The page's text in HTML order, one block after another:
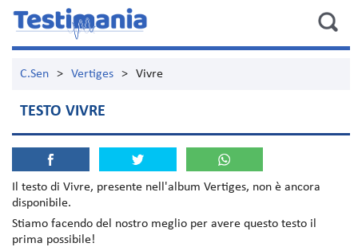
C.Sen > Vertiges > Vivre
TESTO VIVRE
Il testo di Vivre, presente nell'album Vertiges, non è ancora
disponibile.
Stiamo facendo del nostro meglio per avere questo testo il
prima possibile!